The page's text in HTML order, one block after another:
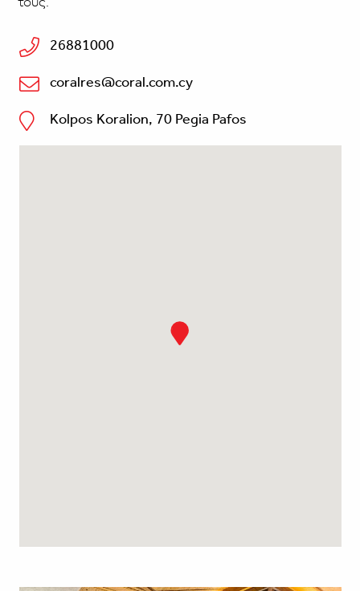
26881000
coralres@coral.com.cy
Kolpos Koralion, 70 Pegia Pafos